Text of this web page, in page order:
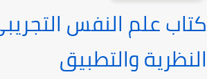
كتاب علم النفس
النظرية والتطبيق